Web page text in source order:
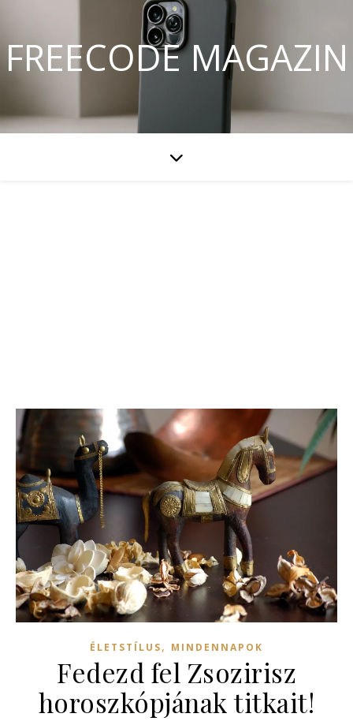
FREECODE MAGAZIN
ÉLETSTÍLUS, MINDENNAPOK
Fedezd fel Zsozirisz
horoszkópjának titkait!